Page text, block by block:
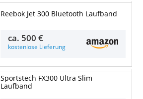
Reebok Jet 300 Bluetooth Laufband
ca. 500 €
kostenlose Lieferung
Sportstech FX300 Ultra Slim
Laufband